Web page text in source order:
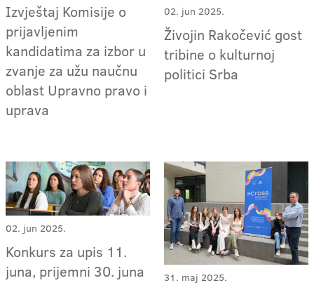
Izvještaj Komisije o
prijavljenim
kandidatima za izbor u
zvanje za užu naučnu
oblast Upravno pravo i
uprava
02. jun 2025.
Živojin Rakočević gost
tribine o kulturnoj
politici Srba
02. jun 2025.
Konkurs za upis 11.
juna, prijemni 30. juna
31. maj 2025.